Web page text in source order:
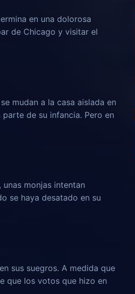
en una dolorosa
de Chicago y visitar el
mudan a la casa aislada en
de su infancia. Pero en
monjas intentan
se haya desatado en su
sus suegros. A medida que
que los votos que hizo en